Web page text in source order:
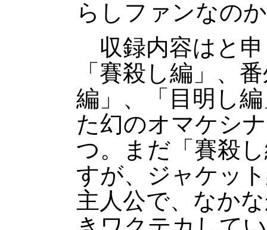
らしファンなの
収録内容はと申
「賽殺し編」、
編」、「目明し
た幻のオマケシ
つ。まだ「賽殺
すが、ジャケッ
主人公で、なか